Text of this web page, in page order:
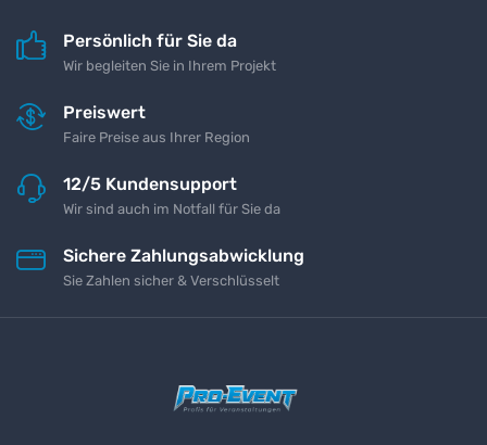
Persönlich für Sie da
Wir begleiten Sie in Ihrem Projekt
Preiswert
Faire Preise aus Ihrer Region
12/5 Kundensupport
Wir sind auch im Notfall für Sie da
Sichere Zahlungsabwicklung
Sie Zahlen sicher & Verschlüsselt